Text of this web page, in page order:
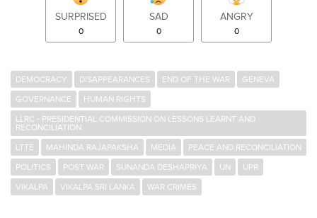
SURPRISED
0
SAD
0
ANGRY
0
DEMOCRACY DISAPPEARANCES END OF THE WAR
GENEVA
GOVERNANCE
HUMAN RIGHTS
LLRC - PRESIDENTIAL COMMISSION ON LESSONS LEARNT AND
RECONCILIATION
LTTE
MAHINDA RAJAPAKSHA MEDIA
PEACE AND RECONCILIATION
POLITICS
POST WAR SUNANDA DESHAPRIYA UN
UPR
VIKALPA
VIKALPA SRI LANKA WAR CRIMES